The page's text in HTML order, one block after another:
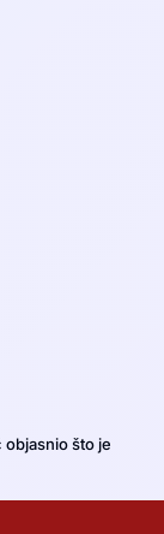
objasnio što je